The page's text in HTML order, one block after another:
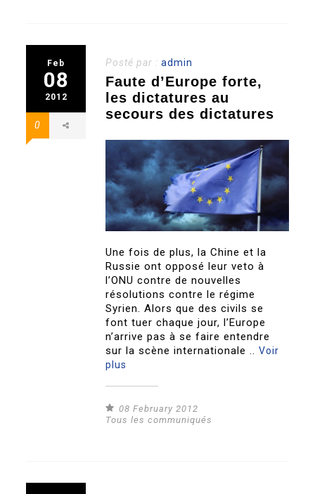
Feb
08
2012
0
Posté par :admin
Faute d’Europe forte,
les dictatures au
secours des dictatures
Une fois de plus, la Chine et la
Russie ont opposé leur veto à
l’ONU contre de nouvelles
résolutions contre le régime
Syrien. Alors que des civils se
font tuer chaque jour, l’Europe
n’arrive pas à se faire entendre
sur la scène internationale ..Voir
plus
08 February 2012
Tous les communiqués